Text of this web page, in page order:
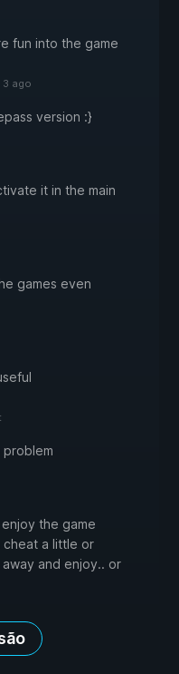
fun into the game
3 ago
version :}
it in the main
games even
the game
a little or
and enjoy.. or